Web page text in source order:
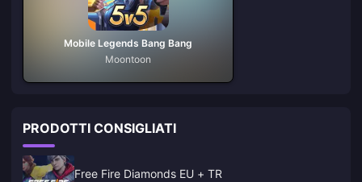
Mobile Legends Bang Bang
Moontoon
PRODOTTI CONSIGLIATI
Free Fire Diamonds EU + TR